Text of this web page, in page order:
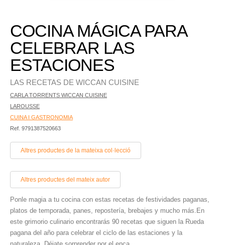
COCINA MÁGICA PARA
CELEBRAR LAS
ESTACIONES
LAS RECETAS DE WICCAN CUISINE
CARLA TORRENTS WICCAN CUISINE
LAROUSSE
CUINA I GASTRONOMIA
Ref. 9791387520663
Altres productes de la mateixa col·lecció
Altres productes del mateix autor
Ponle magia a tu cocina con estas recetas de festividades paganas,
platos de temporada, panes, repostería, brebajes y mucho más.En
este grimorio culinario encontrarás 90 recetas que siguen la Rueda
pagana del año para celebrar el ciclo de las estaciones y la